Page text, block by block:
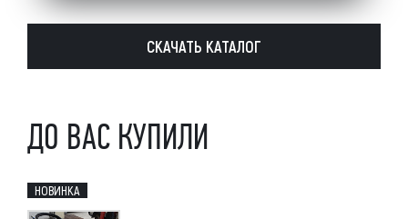
СКАЧАТЬ КАТАЛОГ
ДО ВАС КУПИЛИ
НОВИНКА